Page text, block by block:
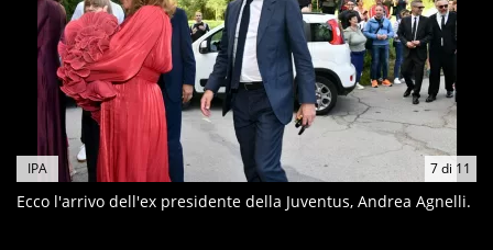
7di 11
IPA
Ecco l'arrivo dell'ex presidente della Juventus, Andrea Agnelli.